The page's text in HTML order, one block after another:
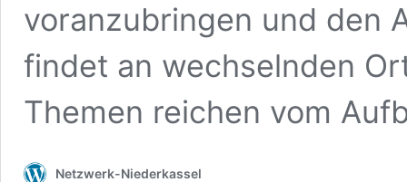
voranzubringen und den
findet an wechselnden
Themen reichen vom
Netzwerk-Niederkassel